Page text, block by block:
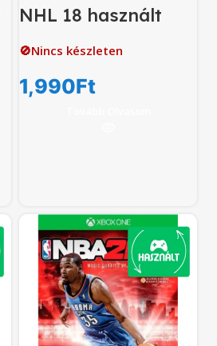
NHL 18 használt
🚫Nincs készleten
1,990Ft